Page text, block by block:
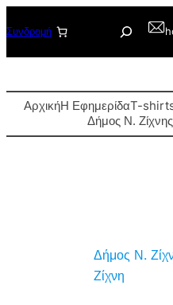
στο
περιεχόμενο
Συνδρομή Αναζήτηση
ΑρχικήΗ ΕφημερίδαT-
Δήμος Ν. Ζίχνης
Δήμος Ν.
Ζίχνη